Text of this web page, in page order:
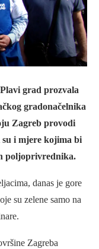
grad prozvala
gradonačelnika
Zagreb provodi
i mjere kojima bi
poljoprivrednika.
danas je gore
su zelene samo na
Zagreba